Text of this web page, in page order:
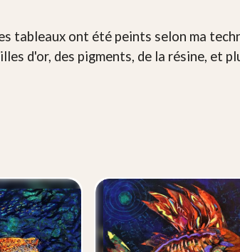
tableaux ont été peints selon ma
d'or, des pigments, de la résine, et